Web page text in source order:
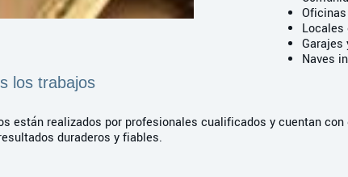
Garajes
Naves
están realizados por profesionales cualificados y cuentan
duraderos y fiables.
los trabajos